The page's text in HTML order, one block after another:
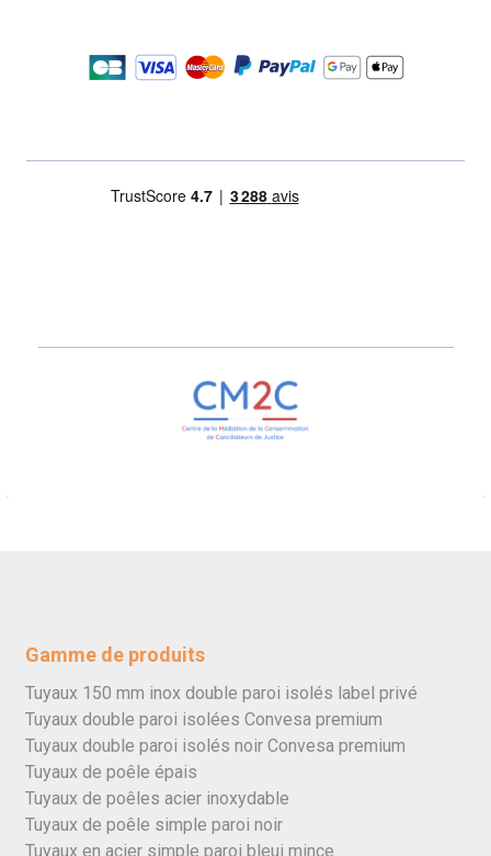
Gamme de produits
Tuyaux 150 mm inox double paroi isolés label privé
Tuyaux double paroi isolées Convesa premium
Tuyaux double paroi isolés noir Convesa premium
Tuyaux de poêle épais
Tuyaux de poêles acier inoxydable
Tuyaux de poêle simple paroi noir
Tuyaux en acier simple paroi bleui mince